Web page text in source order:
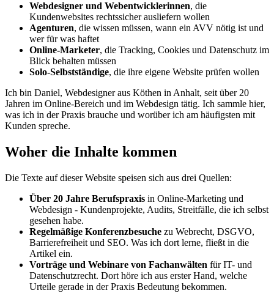
Webdesigner und Webentwicklerinnen, die
Kundenwebsites rechtssicher ausliefern wollen
Agenturen, die wissen müssen, wann ein AVV nötig ist und
wer für was haftet
Online-Marketer, die Tracking, Cookies und Datenschutz im
Blick behalten müssen
Solo-Selbstständige, die ihre eigene Website prüfen wollen
Ich bin Daniel, Webdesigner aus Köthen in Anhalt, seit über 20
Jahren im Online-Bereich und im Webdesign tätig. Ich sammle hier,
was ich in der Praxis brauche und worüber ich am häufigsten mit
Kunden spreche.
Woher die Inhalte kommen
Die Texte auf dieser Website speisen sich aus drei Quellen:
Über 20 Jahre Berufspraxis in Online-Marketing und
Webdesign - Kundenprojekte, Audits, Streitfälle, die ich selbst
gesehen habe.
Regelmäßige Konferenzbesuche zu Webrecht, DSGVO,
Barrierefreiheit und SEO. Was ich dort lerne, fließt in die
Artikel ein.
Vorträge und Webinare von Fachanwälten für IT- und
Datenschutzrecht. Dort höre ich aus erster Hand, welche
Urteile gerade in der Praxis Bedeutung bekommen.